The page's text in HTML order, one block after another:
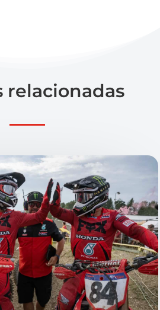
relacionadas